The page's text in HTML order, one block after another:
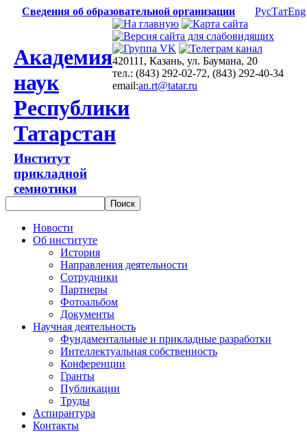
Сведения об образовательной организации РусТатEng
Академия
наук
Республики
Татарстан
Институт
прикладной
семиотики
420111, Казань, ул. Баумана, 20
тел.: (843) 292-02-72, (843) 292-40-34
email:an.rt@tatar.ru
Новости
Об институте
История
Направления деятельности
Сотрудники
Партнеры
Фотоальбом
Документы
Научная деятельность
Фундаментальные и прикладные разработки
Интеллектуальная собственность
Конференции
Гранты
Публикации
Труды
Аспирантура
Контакты